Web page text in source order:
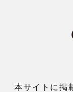
本サイトに掲